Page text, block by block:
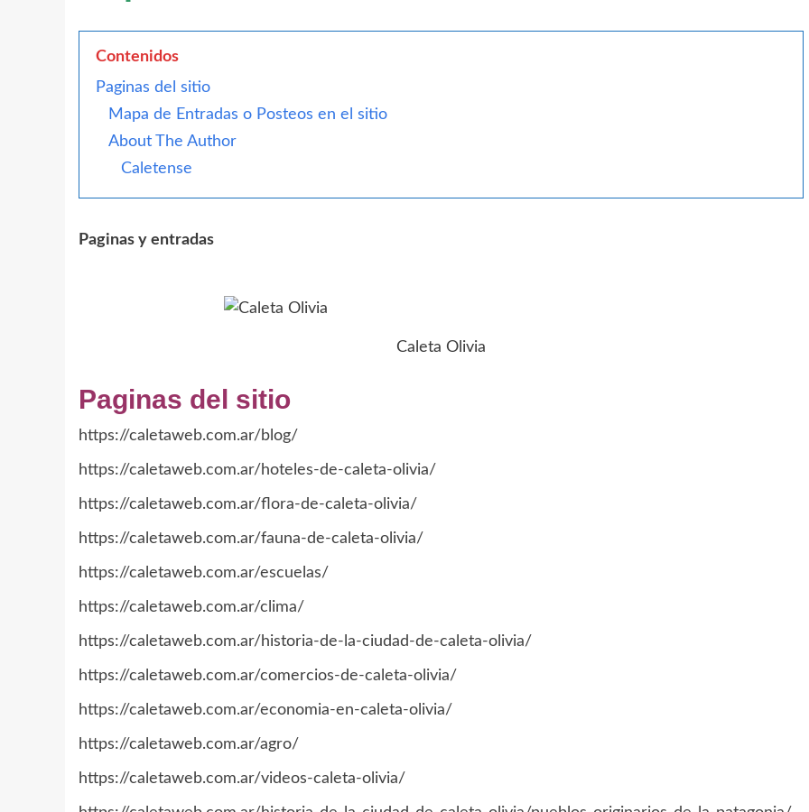
Contenidos
Paginas del sitio
Mapa de Entradas o Posteos en el sitio
About The Author
Caletense
Paginas y entradas
Caleta Olivia
Paginas del sitio
https://caletaweb.com.ar/blog/
https://caletaweb.com.ar/hoteles-de-caleta-olivia/
https://caletaweb.com.ar/flora-de-caleta-olivia/
https://caletaweb.com.ar/fauna-de-caleta-olivia/
https://caletaweb.com.ar/escuelas/
https://caletaweb.com.ar/clima/
https://caletaweb.com.ar/historia-de-la-ciudad-de-caleta-olivia/
https://caletaweb.com.ar/comercios-de-caleta-olivia/
https://caletaweb.com.ar/economia-en-caleta-olivia/
https://caletaweb.com.ar/agro/
https://caletaweb.com.ar/videos-caleta-olivia/